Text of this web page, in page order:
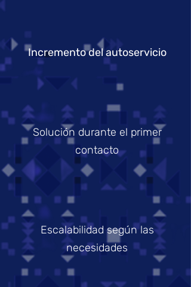
Incremento del autoservicio
Solución durante el primer
contacto
Escalabilidad según las
necesidades